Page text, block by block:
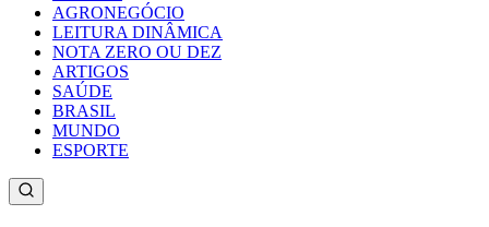
AGRONEGÓCIO
LEITURA DINÂMICA
NOTA ZERO OU DEZ
ARTIGOS
SAÚDE
BRASIL
MUNDO
ESPORTE